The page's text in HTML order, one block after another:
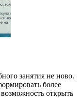
занятия не ново.
более
открыть